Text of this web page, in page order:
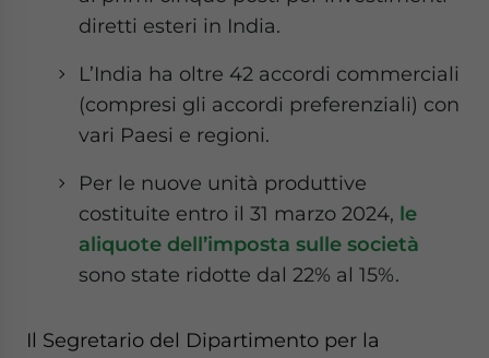
diretti esteri in India.
L’India ha oltre 42 accordi commerciali
(compresi gli accordi preferenziali) con
vari Paesi e regioni.
Per le nuove unità produttive
costituite entro il 31 marzo 2024, le
aliquote dell’imposta sulle società
sono state ridotte dal 22% al 15%.
Il Segretario del Dipartimento per la